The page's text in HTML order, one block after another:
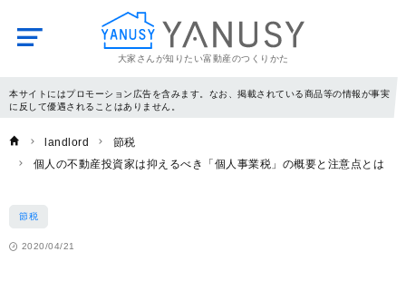
大家さんが知りたい富動産のつくりかた
YANUSY
本サイトにはプロモーション広告を含みます。なお、掲載されている商品等の情報が事実
に反して優遇されることはありません。
landlord
節税
個人の不動産投資家は抑えるべき「個人事業税」の概要と注意点とは
節税
2020/04/21